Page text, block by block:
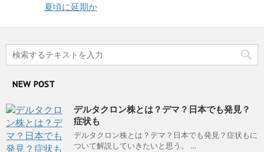
夏頃に延期か
NEW POST
デルタクロン株とは？デマ？日本でも発見？
症状も
デルタクロン株とは？デマ？日本でも発見？症状もに
ついて解説していきたいと思う。 ...